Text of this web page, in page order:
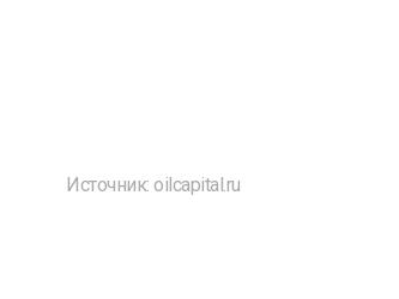
Источник: oilcapital.ru